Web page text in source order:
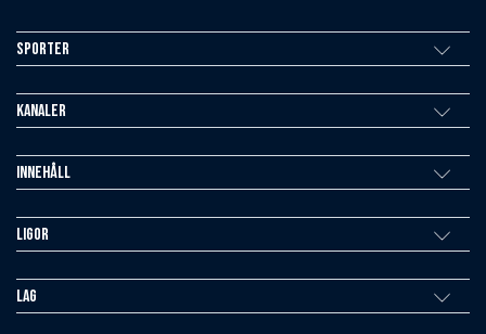
Sporter
Kanaler
Innehåll
Ligor
Lag